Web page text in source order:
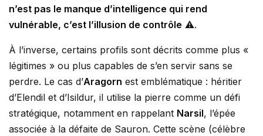
n’est pas le manque d’intelligence qui rend
vulnérable, c’est l’illusion de contrôle ⚠️.
À l’inverse, certains profils sont décrits comme plus «
légitimes » ou plus capables de s’en servir sans se
perdre. Le cas d’Aragorn est emblématique : héritier
d’Elendil et d’Isildur, il utilise la pierre comme un défi
stratégique, notamment en rappelant Narsil, l’épée
associée à la défaite de Sauron. Cette scène (célèbre